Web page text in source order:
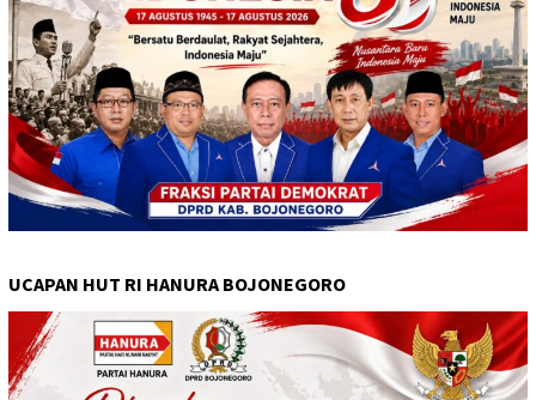
UCAPAN HUT RI HANURA BOJONEGORO